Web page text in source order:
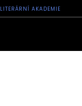
LITERÁRNÍ AKADEMIE